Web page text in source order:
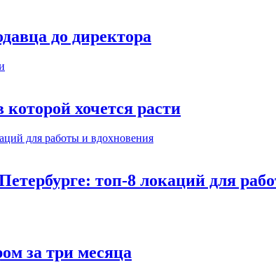
до директора
хочется расти
топ-8 локаций для
за три месяца